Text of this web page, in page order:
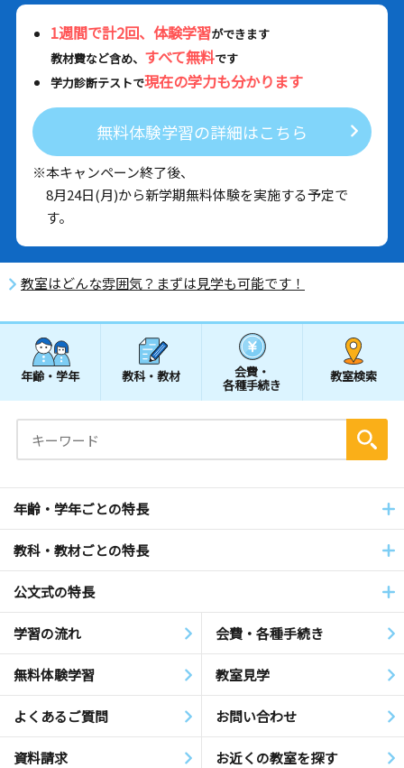
1週間で計2回、体験学習ができます
教材費など含め、 すべて無料です
学力診断テストで現在の学力も分かります
無料体験学習の詳細はこちら
※本キャンペーン終了後、
8月24日(月)から新学期無料体験を実施する予定で
す。
教室はどんな雰囲気？まずは見学も可能です！
年齢・学年 教科・教材 会費・
各種手続き
教室検索
年齢・学年ごとの特長
教科・教材ごとの特長
公文式の特長
学習の流れ 会費・各種手続き
無料体験学習 教室見学
よくあるご質問 お問い合わせ
資料請求 お近くの教室を探す